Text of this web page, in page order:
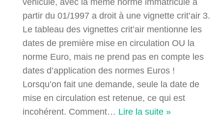
partir du 01/1997 a droit à une vignette crit’air 3.
Le tableau des vignettes crit’air mentionne les
dates de première mise en circulation OU la
norme Euro, mais ne prend pas en compte les
dates d’application des normes Euros !
Lorsqu’on fait une demande, seule la date de
mise en circulation est retenue, ce qui est
incohérent. Comment… Lire la suite »